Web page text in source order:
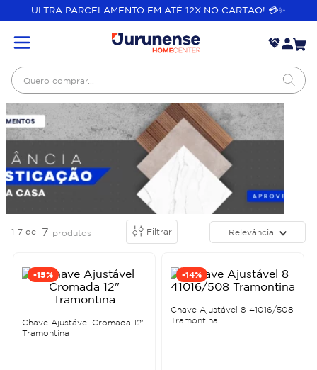
ULTRA PARCELAMENTO EM ATÉ 12X NO CARTÃO! 💳✨
Quero comprar...
1-7 de 7 produtos Filtrar Relevância
-15%
Chave Ajustável Cromada 12"
Tramontina
-14%
Chave Ajustável 8 41016/508
Tramontina